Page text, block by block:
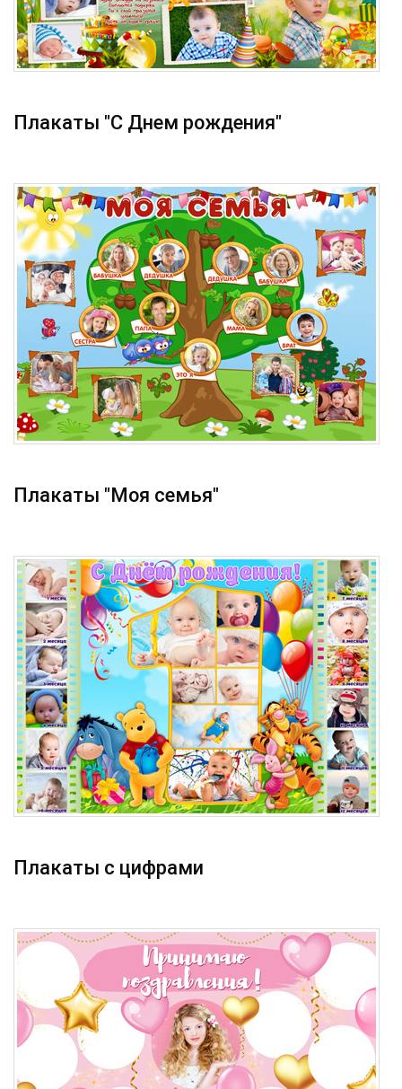
Плакаты "С Днем рождения"
Плакаты "Моя семья"
Плакаты с цифрами